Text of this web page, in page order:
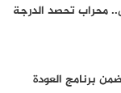
محراب تحصد الدرجة
ضمن برنامج العودة